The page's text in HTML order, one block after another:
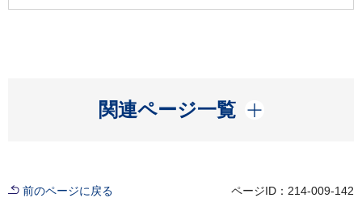
関連ページ一覧
開く
前のページに戻る ページID：214-009-142